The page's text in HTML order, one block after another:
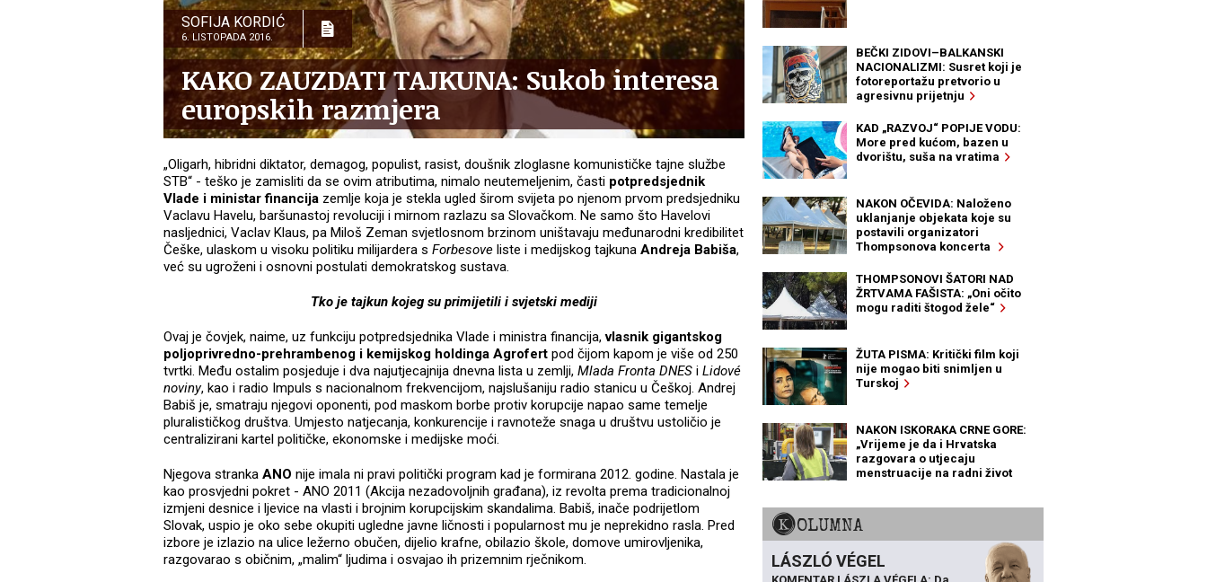
SOFIJA KORDIĆ
6. LISTOPADA 2016.
KAKO ZAUZDATI TAJKUNA: Sukob interesa
europskih razmjera
„Oligarh, hibridni diktator, demagog, populist, rasist, doušnik zloglasne komunističke tajne službe
STB“ - teško je zamisliti da se ovim atributima, nimalo neutemeljenim, časti potpredsjednik
Vlade i ministar financija zemlje koja je stekla ugled širom svijeta po njenom prvom predsjedniku
Vaclavu Havelu, baršunastoj revoluciji i mirnom razlazu sa Slovačkom. Ne samo što Havelovi
nasljednici, Vaclav Klaus, pa Miloš Zeman svjetlosnom brzinom uništavaju međunarodni kredibilitet
Češke, ulaskom u visoku politiku milijardera s Forbesove liste i medijskog tajkuna Andreja Babiša,
već su ugroženi i osnovni postulati demokratskog sustava.
Tko je tajkun kojeg su primijetili i svjetski mediji
Ovaj je čovjek, naime, uz funkciju potpredsjednika Vlade i ministra financija,vlasnik gigantskog
poljoprivredno-prehrambenog i kemijskog holdinga Agrofert pod čijom kapom je više od 250
tvrtki. Među ostalim posjeduje i dva najutjecajnija dnevna lista u zemlji, Mlada Fronta DNES i Lidové
noviny, kao i radio Impuls s nacionalnom frekvencijom, najslušaniju radio stanicu u Češkoj. Andrej
Babiš je, smatraju njegovi oponenti, pod maskom borbe protiv korupcije napao same temelje
pluralističkog društva. Umjesto natjecanja, konkurencije i ravnoteže snaga u društvu ustoličio je
centralizirani kartel političke, ekonomske i medijske moći.
Njegova stranka ANO nije imala ni pravi politički program kad je formirana 2012. godine. Nastala je
kao prosvjedni pokret - ANO 2011 (Akcija nezadovoljnih građana), iz revolta prema tradicionalnoj
izmjeni desnice i ljevice na vlasti i brojnim korupcijskim skandalima. Babiš, inače podrijetlom
Slovak, uspio je oko sebe okupiti ugledne javne ličnosti i popularnost mu je neprekidno rasla. Pred
izbore je izlazio na ulice ležerno obučen, dijelio krafne, obilazio škole, domove umirovljenika,
razgovarao s običnim, „malim“ ljudima i osvajao ih prizemnim rječnikom.
BEČKI ZIDOVI–BALKANSKI
NACIONALIZMI: Susret koji je
fotoreportažu pretvorio u
agresivnu prijetnju
KAD „RAZVOJ“ POPIJE VODU:
More pred kućom, bazen u
dvorištu, suša na vratima
NAKON OČEVIDA: Naloženo
uklanjanje objekata koje su
postavili organizatori
Thompsonova koncerta
THOMPSONOVI ŠATORI NAD
ŽRTVAMA FAŠISTA: „Oni očito
mogu raditi štogod žele“
ŽUTA PISMA: Kritički film koji
nije mogao biti snimljen u
Turskoj
NAKON ISKORAKA CRNE GORE:
„Vrijeme je da i Hrvatska
razgovara o utjecaju
menstruacije na radni život
KOLUMNA
LÁSZLÓ VÉGEL